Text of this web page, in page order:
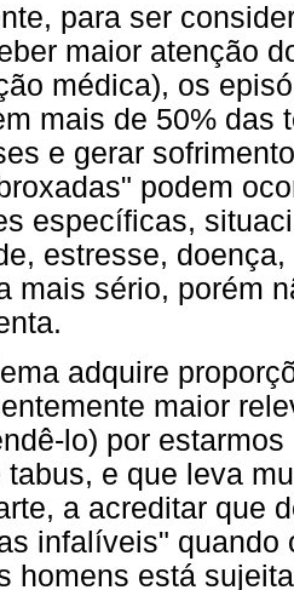
para ser
maior atenção
médica), os
mais de 50% das
e gerar
podem
específicas,
estresse,
mais sério, porém
adquire
maior
lo) por
tabus, e que leva
a acreditar que
infalíveis" quando
homens está